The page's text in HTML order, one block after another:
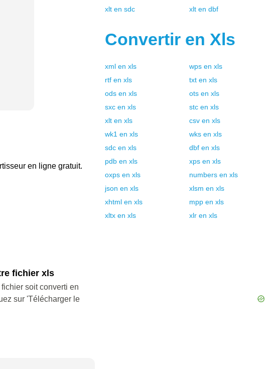
en ligne gratuit.
fichier xls
soit converti en
sur 'Télécharger le
xlt en sdc xlt en dbf
Convertir en Xls
xml en xls wps en xls
rtf en xls txt en xls
ods en xls ots en xls
sxc en xls stc en xls
xlt en xls csv en xls
wk1 en xls wks en xls
sdc en xls dbf en xls
pdb en xls xps en xls
oxps en xls numbers en xls
json en xls xlsm en xls
xhtml en xls mpp en xls
xltx en xls xlr en xls